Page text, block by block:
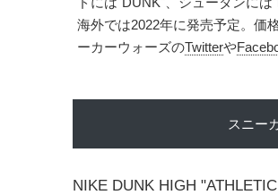
海外では2022年に発売予定。価
ーカーウォーズのTwitterや
スニー
NIKE DUNK HIGH